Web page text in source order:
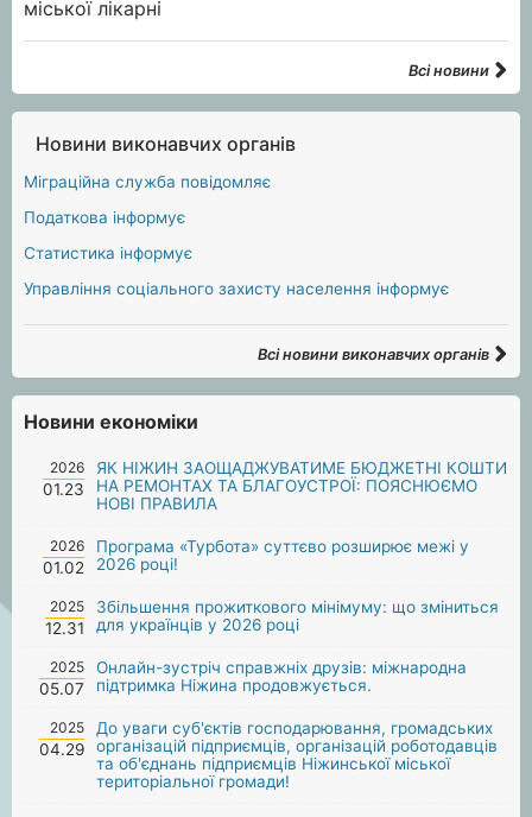
Всі новини
Новини виконавчих органів
Міграційна служба повідомляє
Податкова інформує
Статистика інформує
Управління соціального захисту населення інформує
Всі новини виконавчих органів
Новини економіки
2026
01.23
ЯК НІЖИН ЗАОЩАДЖУВАТИМЕ БЮДЖЕТНІ КОШТИ
НА РЕМОНТАХ ТА БЛАГОУСТРОЇ: ПОЯСНЮЄМО
НОВІ ПРАВИЛА
2026
01.02
Програма «Турбота» суттєво розширює межі у
2026 році!
2025
12.31
Збільшення прожиткового мінімуму: що зміниться
для українців у 2026 році
2025
05.07
Онлайн-зустріч справжніх друзів: міжнародна
підтримка Ніжина продовжується.
2025
04.29
До уваги суб'єктів господарювання, громадських
організацій підприємців, організацій роботодавців
та об'єднань підприємців Ніжинської міської
територіальної громади!